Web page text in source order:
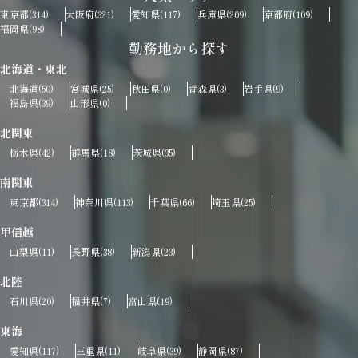
東京都(314) 大阪府(321) 愛知県(117) 兵庫県(209) 京都府(109)
福岡県(98)
勤務地から探す
北海道・東北
北海道(50) 宮城県(25) 秋田県(0) 青森県(3) 岩手県(9)
福島県(39) 山形県(0)
北関東
栃木県(42) 群馬県(18) 茨城県(35)
南関東
東京都(314) 神奈川県(113) 千葉県(66) 埼玉県(25)
甲信越
山梨県(11) 長野県(38) 新潟県(23)
北陸
石川県(20) 福井県(7) 富山県(19)
東海
愛知県(117) 三重県(11) 岐阜県(39) 静岡県(87)